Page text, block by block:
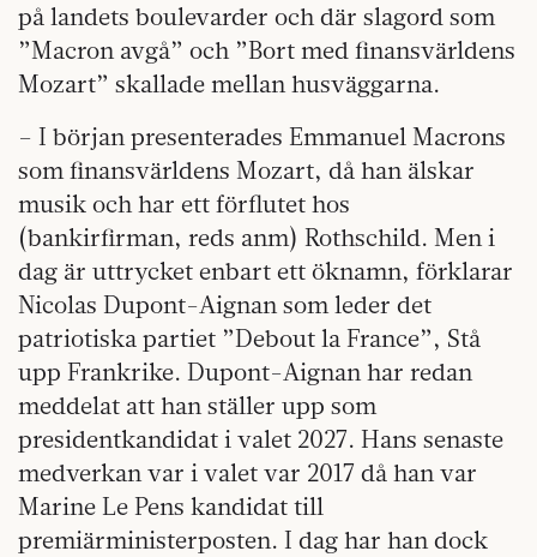
på landets boulevarder och där slagord som
”Macron avgå” och ”Bort med finansvärldens
Mozart” skallade mellan husväggarna.
– I början presenterades Emmanuel Macrons
som finansvärldens Mozart, då han älskar
musik och har ett förflutet hos
(bankirfirman, reds anm) Rothschild. Men i
dag är uttrycket enbart ett öknamn, förklarar
Nicolas Dupont-Aignan som leder det
patriotiska partiet ”Debout la France”, Stå
upp Frankrike. Dupont-Aignan har redan
meddelat att han ställer upp som
presidentkandidat i valet 2027. Hans senaste
medverkan var i valet var 2017 då han var
Marine Le Pens kandidat till
premiärministerposten. I dag har han dock